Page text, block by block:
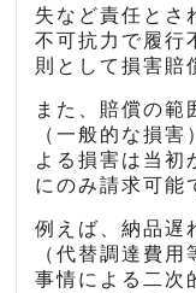
失など責任とさ
不可抗力で履行
則として損害賠
また、賠償の範
（一般的な損
よる損害は当初
にのみ請求可能
例えば、納品遅
（代替調達費
事情による二次